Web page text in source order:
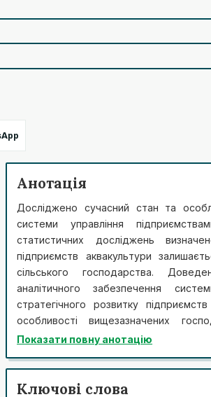
Анотація
Досліджено сучасний стан та
системи управління
статистичних досліджень
підприємств аквакультури
сільського господарства.
аналітичного забезпечення
стратегічного розвитку
особливості вищезазначених
організації їх бухгалтерського
Розглянуто особливості виробничого
етапів. Окреслено позиціонування
Показати повну анотацію
Ключові слова